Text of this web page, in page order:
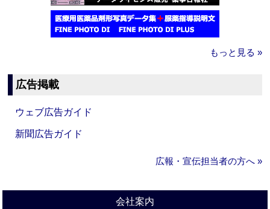
もっと見る »
広告掲載
ウェブ広告ガイド
新聞広告ガイド
広報・宣伝担当者の方へ »
会社案内